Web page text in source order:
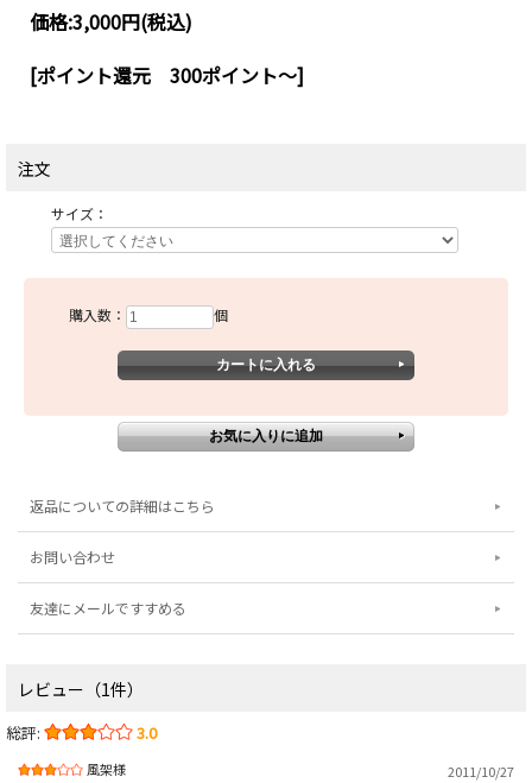
価格:3,000円(税込)
[ポイント還元 300ポイント～]
注文
サイズ：
購入数： 個
返品についての詳細はこちら
お問い合わせ
友達にメールですすめる
レビュー（1件）
総評: 3.0
風架様 2011/10/27